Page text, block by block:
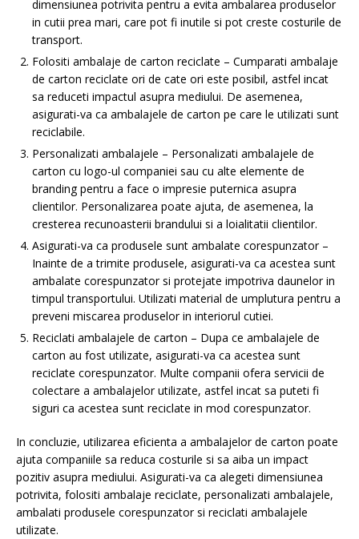
dimensiunea potrivita pentru a evita ambalarea produselor
in cutii prea mari, care pot fi inutile si pot creste costurile de
transport.
Folositi ambalaje de carton reciclate – Cumparati ambalaje
de carton reciclate ori de cate ori este posibil, astfel incat
sa reduceti impactul asupra mediului. De asemenea,
asigurati-va ca ambalajele de carton pe care le utilizati sunt
reciclabile.
Personalizati ambalajele – Personalizati ambalajele de
carton cu logo-ul companiei sau cu alte elemente de
branding pentru a face o impresie puternica asupra
clientilor. Personalizarea poate ajuta, de asemenea, la
cresterea recunoasterii brandului si a loialitatii clientilor.
Asigurati-va ca produsele sunt ambalate corespunzator –
Inainte de a trimite produsele, asigurati-va ca acestea sunt
ambalate corespunzator si protejate impotriva daunelor in
timpul transportului. Utilizati material de umplutura pentru a
preveni miscarea produselor in interiorul cutiei.
Reciclati ambalajele de carton – Dupa ce ambalajele de
carton au fost utilizate, asigurati-va ca acestea sunt
reciclate corespunzator. Multe companii ofera servicii de
colectare a ambalajelor utilizate, astfel incat sa puteti fi
siguri ca acestea sunt reciclate in mod corespunzator.
In concluzie, utilizarea eficienta a ambalajelor de carton poate
ajuta companiile sa reduca costurile si sa aiba un impact
pozitiv asupra mediului. Asigurati-va ca alegeti dimensiunea
potrivita, folositi ambalaje reciclate, personalizati ambalajele,
ambalati produsele corespunzator si reciclati ambalajele
utilizate.